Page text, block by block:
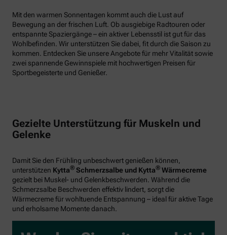
Mit den warmen Sonnentagen kommt auch die Lust auf
Bewegung an der frischen Luft. Ob ausgiebige Radtouren oder
entspannte Spaziergänge – ein aktiver Lebensstil ist gut für das
Wohlbefinden. Wir unterstützen Sie dabei, fit durch die Saison zu
kommen. Entdecken Sie unsere Angebote für mehr Vitalität sowie
zwei spannende Gewinnspiele mit hochwertigen Preisen für
Sportbegeisterte und Genießer.
Gezielte Unterstützung für Muskeln und
Gelenke
Damit Sie den Frühling unbeschwert genießen können,
unterstützen Kytta® Schmerzsalbe und Kytta® Wärmecreme
gezielt bei Muskel- und Gelenkbeschwerden. Während die
Schmerzsalbe Beschwerden effektiv lindert, sorgt die
Wärmecreme für wohltuende Entspannung – ideal für aktive Tage
und erholsame Momente danach.